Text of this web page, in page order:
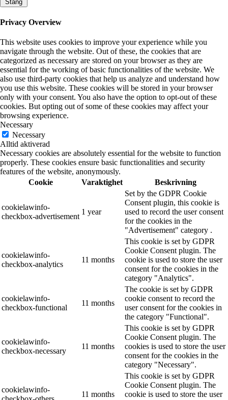
Stäng
Privacy Overview
This website uses cookies to improve your experience while you
navigate through the website. Out of these, the cookies that are
categorized as necessary are stored on your browser as they are
essential for the working of basic functionalities of the website. We
also use third-party cookies that help us analyze and understand how
you use this website. These cookies will be stored in your browser
only with your consent. You also have the option to opt-out of these
cookies. But opting out of some of these cookies may affect your
browsing experience.
Necessary
Necessary
Alltid aktiverad
Necessary cookies are absolutely essential for the website to function
properly. These cookies ensure basic functionalities and security
features of the website, anonymously.
Cookie
Varaktighet Beskrivning
cookielawinfo-
checkbox-advertisement
1 year
Set by the GDPR Cookie
Consent plugin, this cookie is
used to record the user consent
for the cookies in the
"Advertisement" category .
cookielawinfo-
checkbox-analytics
11 months
This cookie is set by GDPR
Cookie Consent plugin. The
cookie is used to store the user
consent for the cookies in the
category "Analytics".
cookielawinfo-
checkbox-functional
11 months
The cookie is set by GDPR
cookie consent to record the
user consent for the cookies in
the category "Functional".
cookielawinfo-
checkbox-necessary
11 months
This cookie is set by GDPR
Cookie Consent plugin. The
cookies is used to store the user
consent for the cookies in the
category "Necessary".
cookielawinfo-
11 months
This cookie is set by GDPR
Cookie Consent plugin. The
cookie is used to store the user